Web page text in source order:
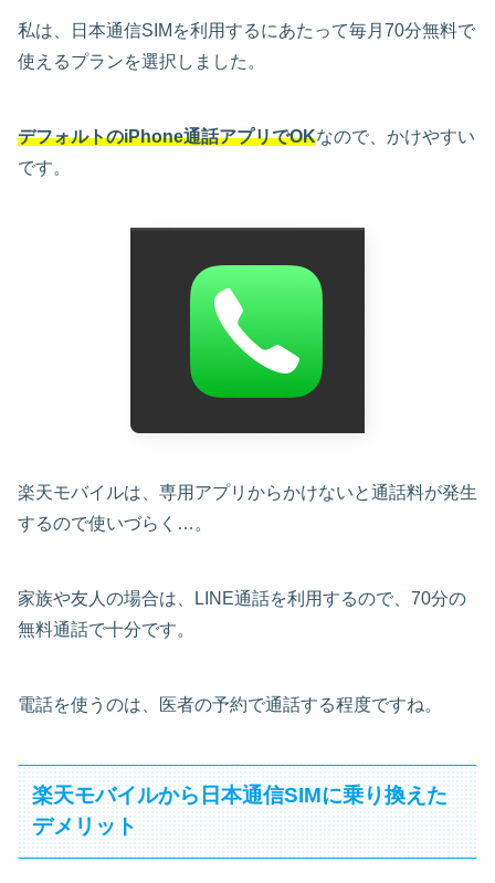
私は、日本通信SIMを利用するにあたって毎月70分無料で
使えるプランを選択しました。
デフォルトのiPhone通話アプリでOKなので、かけやすい
です。
楽天モバイルは、専用アプリからかけないと通話料が発生
するので使いづらく…。
家族や友人の場合は、LINE通話を利用するので、70分の
無料通話で十分です。
電話を使うのは、医者の予約で通話する程度ですね。
楽天モバイルから日本通信SIMに乗り換えた
デメリット